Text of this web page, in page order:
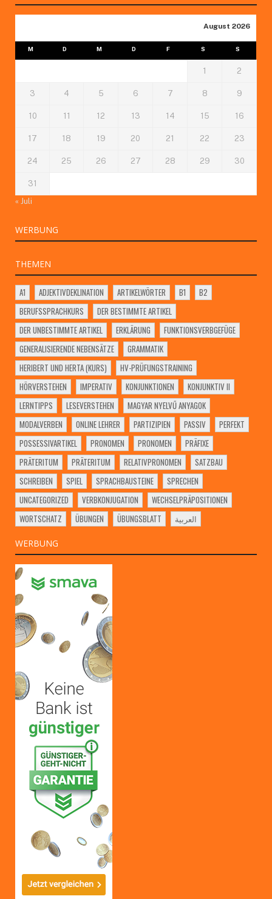
August 2026
M D M D F S S
1 2
3 4 5 6 7 8 9
10 11 12 13 14 15 16
17 18 19 20 21 22 23
24 25 26 27 28 29 30
31
« Juli
WERBUNG
THEMEN
A1 ADJEKTIVDEKLINATION ARTIKELWÖRTER B1
B2
BERUFSSPRACHKURS
DER BESTIMMTE ARTIKEL
DER UNBESTIMMTE ARTIKEL
ERKLÄRUNG
FUNKTIONSVERBGEFÜGE
GENERALISIERENDE NEBENSÄTZE
GRAMMATIK
HERIBERT UND HERTA (KURS)
HV-PRÜFUNGSTRAINING
HÖRVERSTEHEN
IMPERATIV KONJUNKTIONEN
KONJUNKTIV II
LERNTIPPS
LESEVERSTEHEN
MAGYAR NYELVŰ ANYAGOK
MODALVERBEN
ONLINE LEHRER PARTIZIPIEN PASSIV
PERFEKT
POSSESSIVARTIKEL
PRONOMEN PRONOMEN
PRÄFIXE
PRÄTERITUM
PRÄTERITUM RELATIVPRONOMEN
SATZBAU
SCHREIBEN
SPIEL SPRACHBAUSTEINE
SPRECHEN
UNCATEGORIZED
VERBKONJUGATION
WECHSELPRÄPOSITIONEN
WORTSCHATZ
ÜBUNGEN ÜBUNGSBLATT العربية
WERBUNG